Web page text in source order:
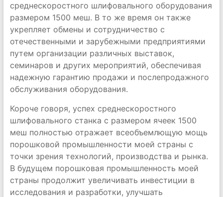
среднескоростного шлифовального оборудования
размером 1500 меш. В то же время он также
укрепляет обмены и сотрудничество с
отечественными и зарубежными предприятиями
путем организации различных выставок,
семинаров и других мероприятий, обеспечивая
надежную гарантию продажи и послепродажного
обслуживания оборудования.
Короче говоря, успех среднескоростного
шлифовального станка с размером ячеек 1500
меш полностью отражает всеобъемлющую мощь
порошковой промышленности моей страны с
точки зрения технологий, производства и рынка.
В будущем порошковая промышленность моей
страны продолжит увеличивать инвестиции в
исследования и разработки, улучшать